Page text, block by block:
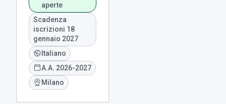
aperte
Scadenza
iscrizioni 18
gennaio 2027
Italiano
A.A. 2026-2027
Milano